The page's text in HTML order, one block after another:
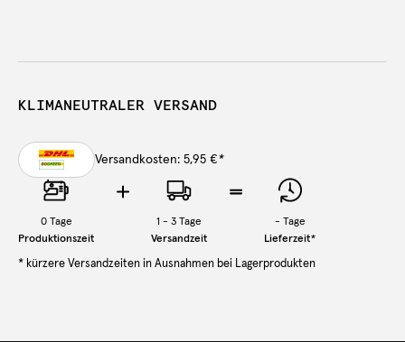
KLIMANEUTRALER VERSAND
Versandkosten: 5,95 €*
0Tage
Produktionszeit
1 - 3 Tage
Versandzeit
- Tage
Lieferzeit*
* kürzere Versandzeiten in Ausnahmen bei Lagerprodukten